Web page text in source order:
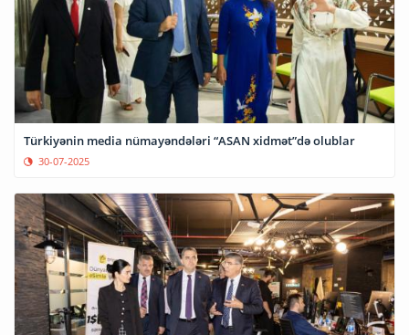
Türkiyənin media nümayəndələri “ASAN xidmət”də olublar
30-07-2025